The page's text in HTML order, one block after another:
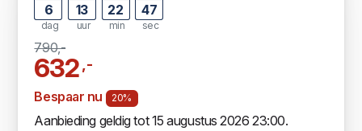
6
dag
13
uur
22
min
46
sec
790,-
632,-
Bespaar nu 20%
Aanbieding geldig tot 15 augustus 2026 23:00.